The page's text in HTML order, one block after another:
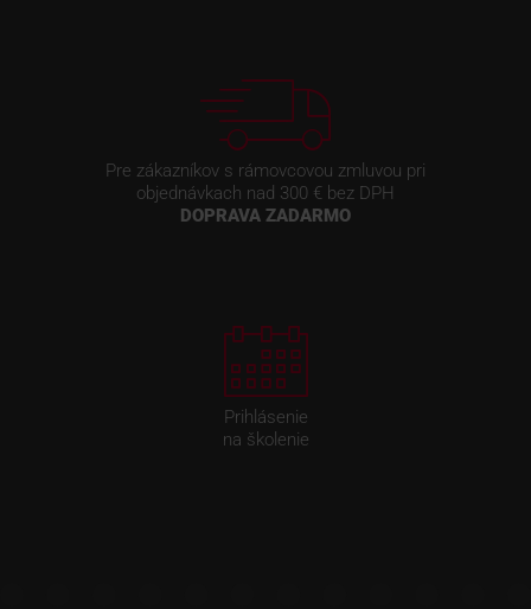
Pre zákazníkov s rámovcovou zmluvou pri
objednávkach nad 300 € bez DPH
DOPRAVA ZADARMO
Prihlásenie
na školenie